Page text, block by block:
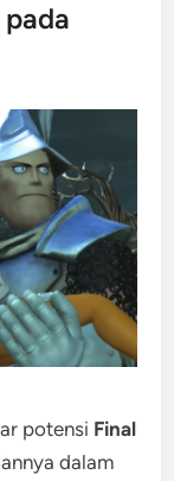
potensi Final
dalam